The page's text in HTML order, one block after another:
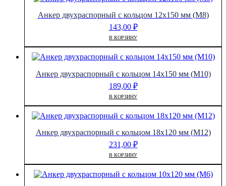
Анкер двухраспорный с кольцом 12х150 мм (М8)
143,00 ₽
В КОРЗИНУ
Анкер двухраспорный с кольцом 14х150 мм (М10)
189,00 ₽
В КОРЗИНУ
Анкер двухраспорный с кольцом 18х120 мм (М12)
231,00 ₽
В КОРЗИНУ